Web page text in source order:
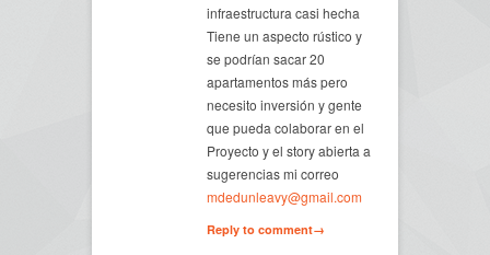
infraestructura casi hecha
Tiene un aspecto rústico y
se podrían sacar 20
apartamentos más pero
necesito inversión y gente
que pueda colaborar en el
Proyecto y el story abierta a
sugerencias mi correo
mdedunleavy@gmail.com
Reply to comment→